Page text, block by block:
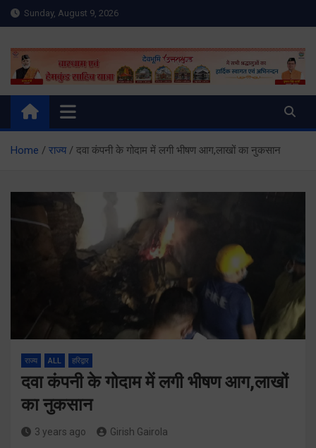
Skip
to
Sunday, August 9, 2026
Meru Raibar | Uttarakhand
News | Uttarkashi News
meruraibar.com
Home राज्य दवा कंपनी के गोदाम में लगी भीषण आग,लाखों का नुकसान
राज्य ALL हरिद्वार
दवा कंपनी के गोदाम में लगी भीषण आग,लाखों
का नुकसान
3 years ago Girish Gairola